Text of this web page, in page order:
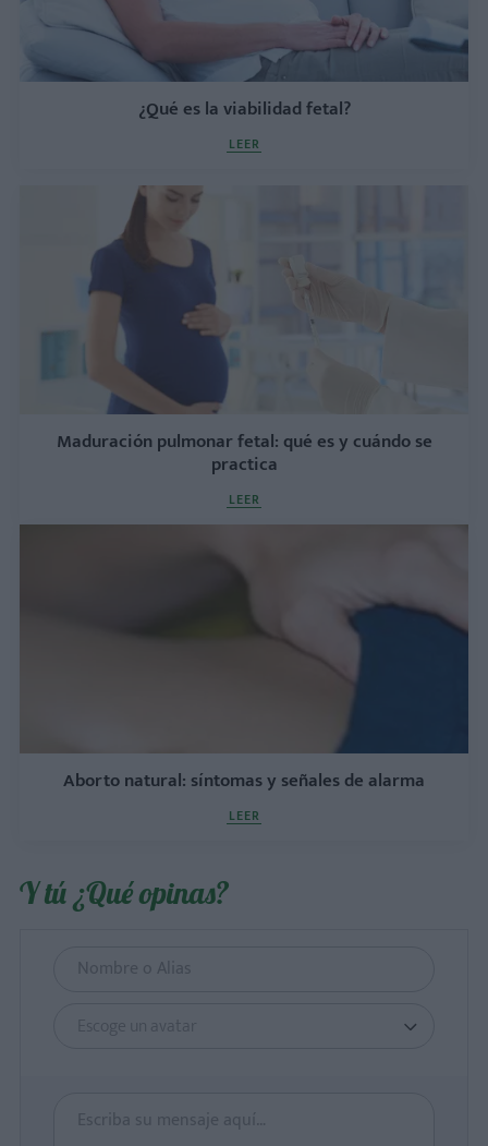
¿Qué es la viabilidad fetal?
LEER
Maduración pulmonar fetal: qué es y cuándo se
practica
LEER
Aborto natural: síntomas y señales de alarma
LEER
Y tú ¿Qué opinas?
Escoge un avatar